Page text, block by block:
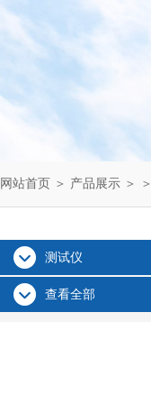
网站首页 ＞ 产品展示 ＞ ＞
测试仪
查看全部